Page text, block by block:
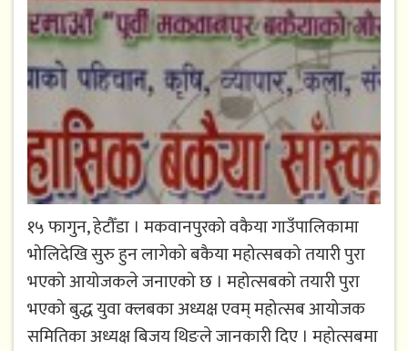
१५ फागुन, हेटौँडा । मकवानपुरको वकैया गाउँपालिकामा
भोलिदेखि सुरु हुन लागेको बकैया महोत्सबको तयारी पुरा
भएको आयोजकले जनाएको छ । महोत्सबको तयारी पुरा
भएको बुद्ध युवा क्लबका अध्यक्ष एवम् महोत्सब आयोजक
समितिका अध्यक्ष बिजय थिङले जानकारी दिए । महोत्सबमा